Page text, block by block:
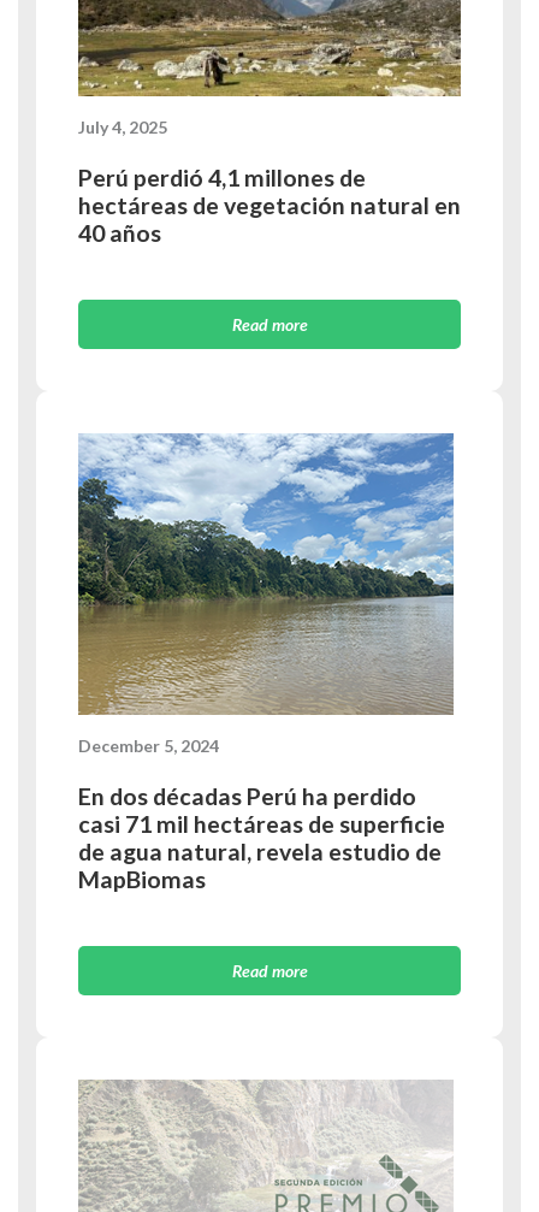
July 4, 2025
Perú perdió 4,1 millones de
hectáreas de vegetación natural en
40 años
Read more
December 5, 2024
En dos décadas Perú ha perdido
casi 71 mil hectáreas de superficie
de agua natural, revela estudio de
MapBiomas
Read more